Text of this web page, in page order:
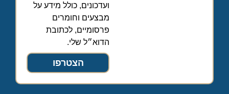
ועדכונים, כולל מידע על
מבצעים וחומרים
פרסומיים, לכתובת
הדוא״ל שלי.
הצטרפו